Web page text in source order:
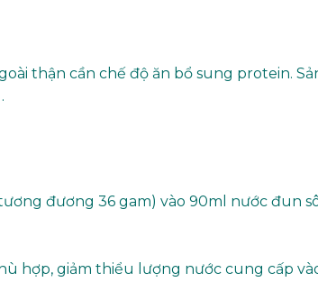
thận cần chế độ ăn bổ sung protein.
đương 36 gam) vào 90ml nước đun
hợp, giảm thiểu lượng nước cung cấp